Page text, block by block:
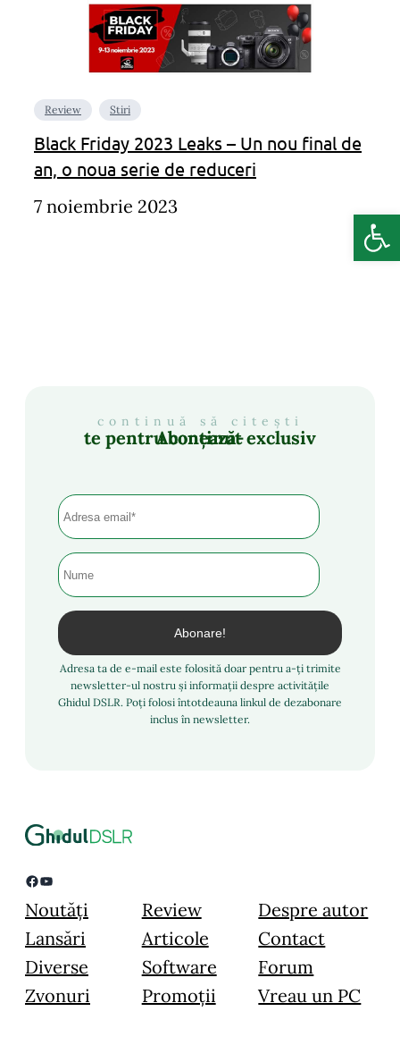
Review Stiri
Black Friday 2023 Leaks – Un nou final de
an, o noua serie de reduceri
7 noiembrie 2023
continuă să citești
Abonează-te pentru conținut exclusiv
Adresa ta de e-mail este folosită doar pentru a-ți trimite
newsletter-ul nostru și informații despre activitățile
Ghidul DSLR. Poți folosi întotdeauna linkul de dezabonare
inclus în newsletter.
Facebook YouTube
Noutăți
Lansări
Diverse
Zvonuri
Review
Articole
Software
Promoții
Despre autor
Contact
Forum
Vreau un PC